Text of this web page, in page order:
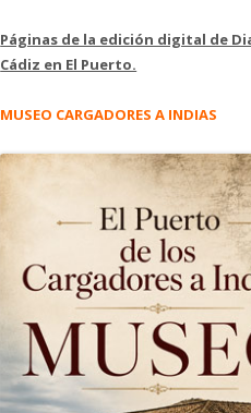
Páginas de la edición digital de
Cádiz en El Puerto.
MUSEO CARGADORES A INDIAS